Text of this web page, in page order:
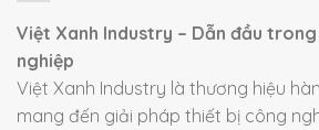
Việt Xanh Industry – Dẫn đầu
nghiệp
Việt Xanh Industry là thương hiệu
mang đến giải pháp thiết bị công